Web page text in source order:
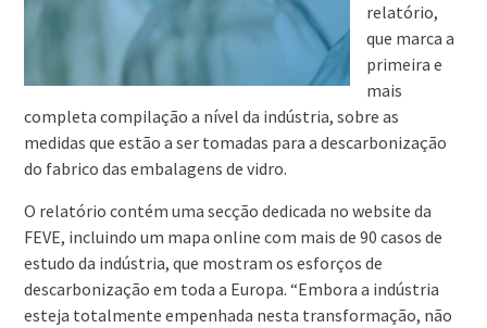
relatório,
que marca a
primeira e
mais
completa compilação a nível da indústria, sobre as
medidas que estão a ser tomadas para a descarbonização
do fabrico das embalagens de vidro.
O relatório contém uma secção dedicada no website da
FEVE, incluindo um mapa online com mais de 90 casos de
estudo da indústria, que mostram os esforços de
descarbonização em toda a Europa. “Embora a indústria
esteja totalmente empenhada nesta transformação, não